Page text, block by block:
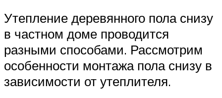
Утепление деревянного пола снизу
в частном доме проводится
разными способами. Рассмотрим
особенности монтажа пола снизу в
зависимости от утеплителя.